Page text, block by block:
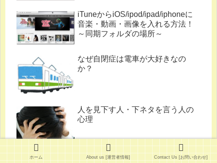
iTuneからiOS/ipod/ipad/iphoneに
音楽・動画・画像を入れる方法！
～同期フォルダの場所～
なぜ自閉症は電車が大好きなの
か？
人を見下す人・下ネタを言う人の
心理
ホーム About us [運営者情報] Contact Us [お問い合わせ]